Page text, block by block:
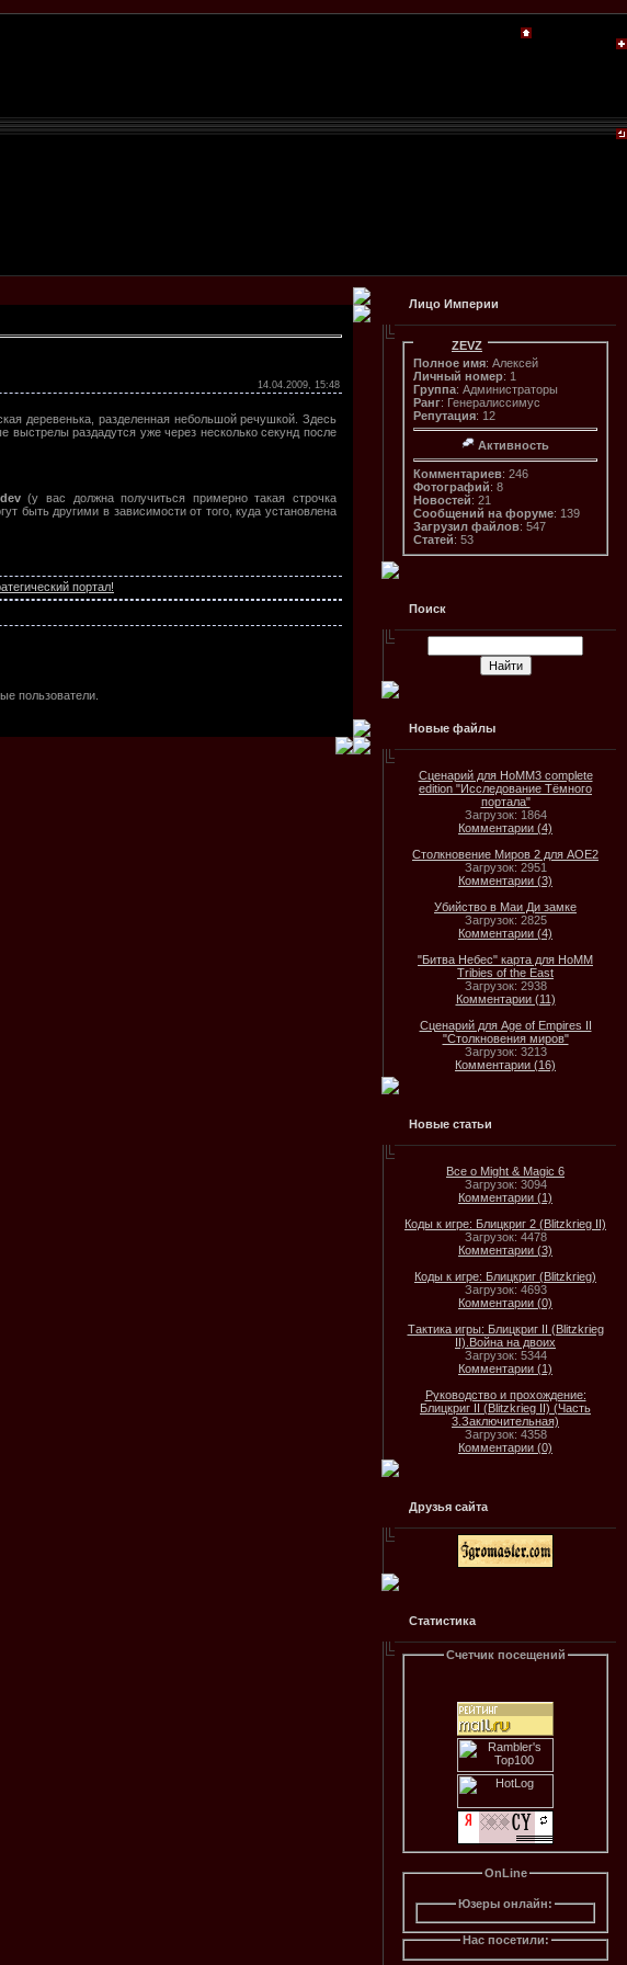
14.04.2009, 15:48
деревенька, разделенная небольшой речушкой. Здесь
выстрелы раздадутся уже через несколько секунд после
(у вас должна получиться примерно такая строчка
быть другими в зависимости от того, куда установлена
портал!
пользователи.
Лицо Империи
ZEVZ
Полное имя: Алексей
Личный номер: 1
Группа: Администраторы
Ранг: Генералиссимус
Репутация: 12
Активность
Комментариев: 246
Фотографий: 8
Новостей: 21
Сообщений на форуме: 139
Загрузил файлов: 547
Статей: 53
Поиск
Новые файлы
Сценарий для HoMM3 complete
edition "Исследование Тёмного
портала"
Загрузок: 1864
Комментарии (4)
Столкновение Миров 2 для AOE2
Загрузок: 2951
Комментарии (3)
Убийство в Маи Ди замке
Загрузок: 2825
Комментарии (4)
"Битва Небес" карта для HoMM
Tribies of the East
Загрузок: 2938
Комментарии (11)
Сценарий для Age of Empires II
"Столкновения миров"
Загрузок: 3213
Комментарии (16)
Новые статьи
Все о Might & Magic 6
Загрузок: 3094
Комментарии (1)
Коды к игре: Блицкриг 2 (Blitzkrieg II)
Загрузок: 4478
Комментарии (3)
Коды к игре: Блицкриг (Blitzkrieg)
Загрузок: 4693
Комментарии (0)
Тактика игры: Блицкриг II (Blitzkrieg
II).Война на двоих
Загрузок: 5344
Комментарии (1)
Руководство и прохождение:
Блицкриг II (Blitzkrieg II) (Часть
3.Заключительная)
Загрузок: 4358
Комментарии (0)
Друзья сайта
Статистика
Счетчик посещений
OnLine
Юзеры онлайн:
Нас посетили: